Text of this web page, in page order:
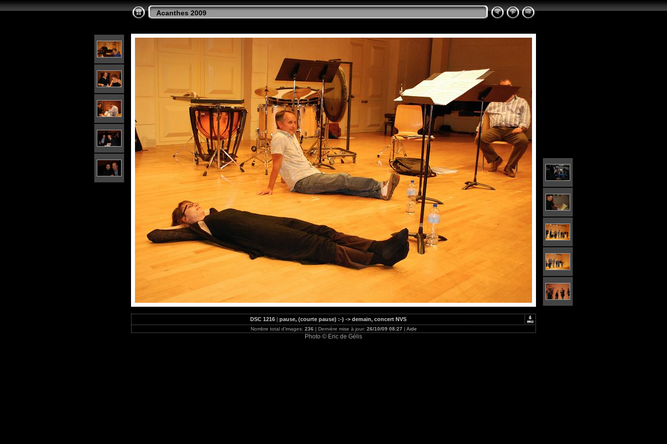
Acanthes 2009
DSC 1216| pause, (courte pause) :-) -> demain, concert NVS
Nombre total d'images: 236 | Dernière mise à jour: 26/10/09 08:27 | Aide
Photo © Eric de Gélis